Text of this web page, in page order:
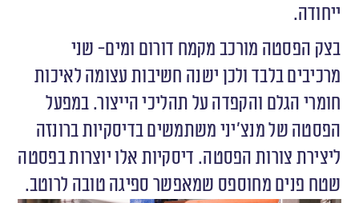
ייחודה.
בצק הפסטה מורכב מקמח דורום ומים- שני
מרכיבים בלבד ולכן ישנה חשיבות עצומה לאיכות
חומרי הגלם והקפדה על תהליכי הייצור. במפעל
הפסטה של מנצ׳יני משתמשים בדיסקיות ברונזה
ליצירת צורות הפסטה. דיסקיות אלו יוצרות בפסטה
שטח פנים מחוספס שמאפשר ספיגה טובה לרוטב.